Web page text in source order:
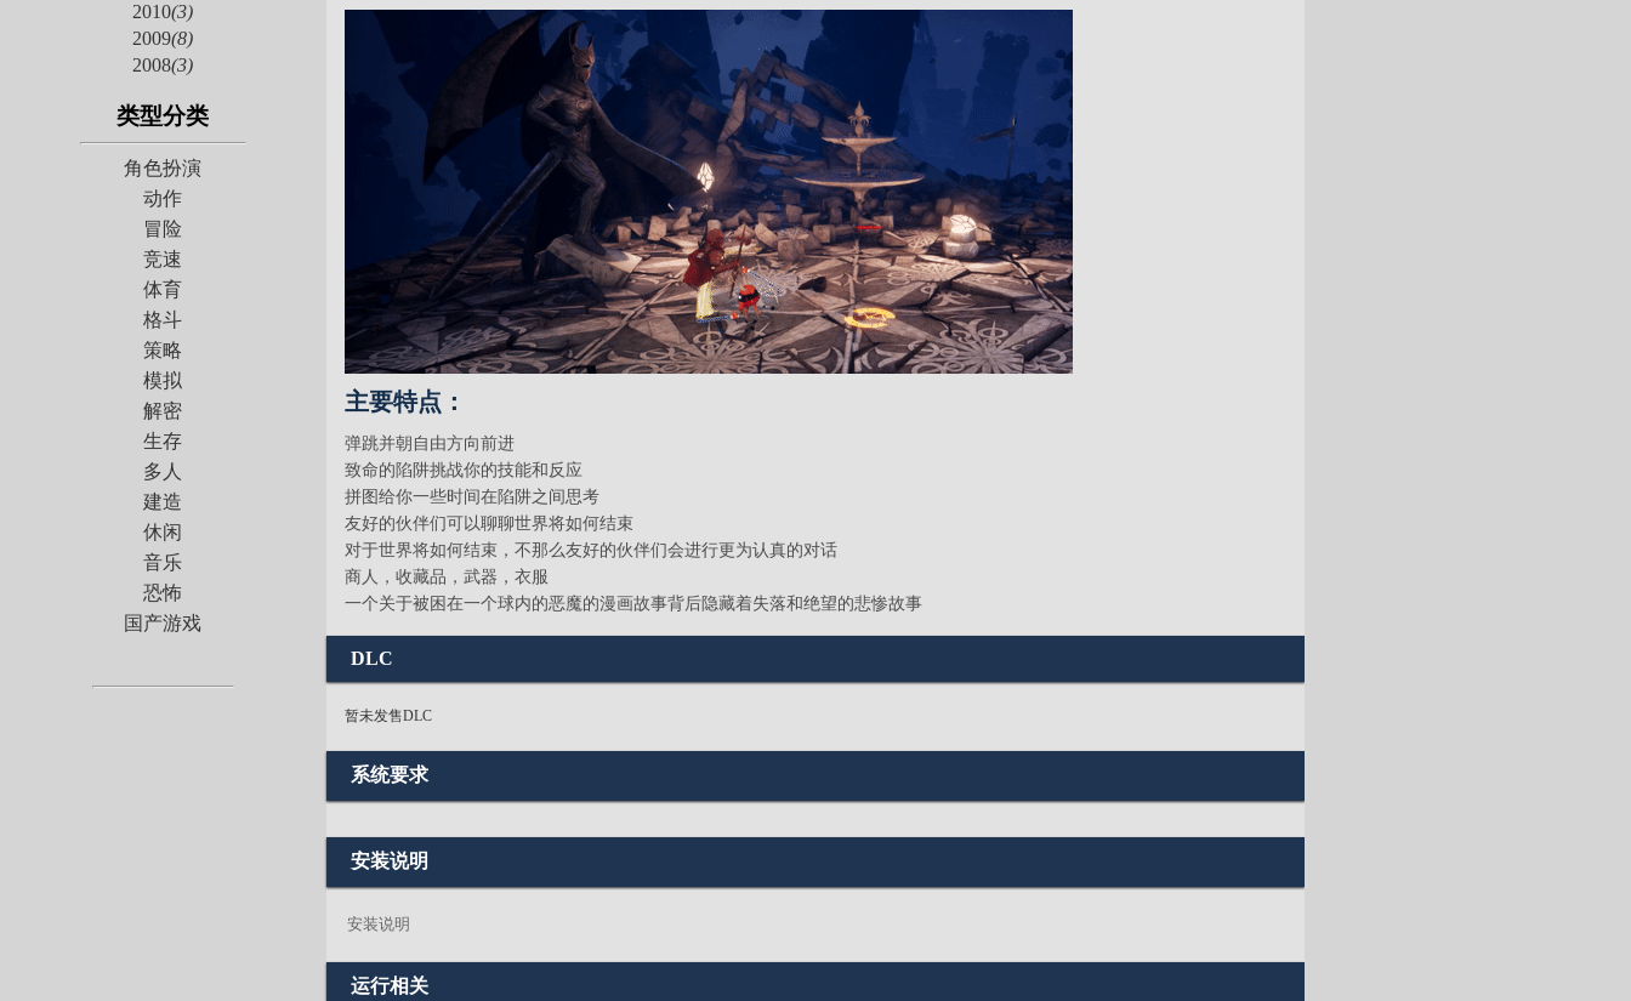
2010(3)
2009(8)
2008(3)
类型分类
角色扮演
动作
冒险
竞速
体育
格斗
策略
模拟
解密
生存
多人
建造
休闲
音乐
恐怖
国产游戏
主要特点：
弹跳并朝自由方向前进
致命的陷阱挑战你的技能和反应
拼图给你一些时间在陷阱之间思考
友好的伙伴们可以聊聊世界将如何结束
对于世界将如何结束，不那么友好的伙伴们会进行更为认真的对话
商人，收藏品，武器，衣服
一个关于被困在一个球内的恶魔的漫画故事背后隐藏着失落和绝望的悲惨故事
DLC
暂未发售DLC
系统要求
安装说明
安装说明
运行相关